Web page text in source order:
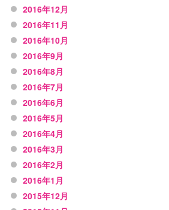
2016年12月
2016年11月
2016年10月
2016年9月
2016年8月
2016年7月
2016年6月
2016年5月
2016年4月
2016年3月
2016年2月
2016年1月
2015年12月